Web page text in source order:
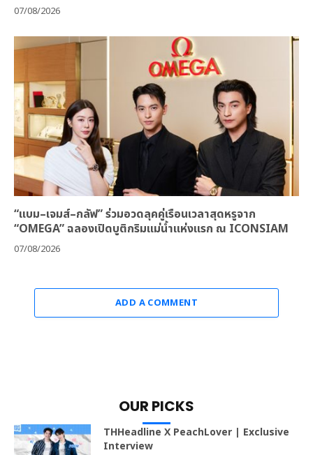
07/08/2026
“แบม–เจมส์–กลัฟ” ร่วมอวดลุคคู่เรือนเวลาสุดหรูจาก
“OMEGA” ฉลองเปิดบูติกริมแม่น้ำแห่งแรก ณ ICONSIAM
07/08/2026
ADD A COMMENT
OUR PICKS
THHeadline X PeachLover | Exclusive
Interview